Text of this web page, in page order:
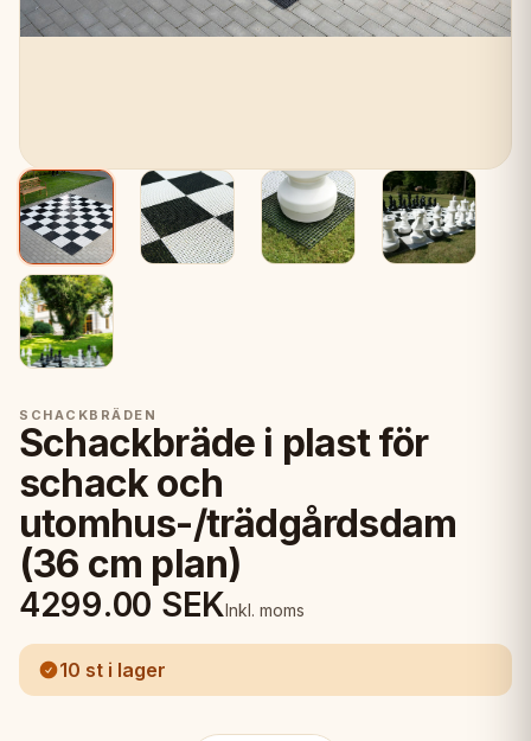
SCHACKBRÄDEN
Schackbräde i plast för
schack och
utomhus-/trädgårdsdam
(36 cm plan)
4299.00 SEKInkl. moms
10 st i lager